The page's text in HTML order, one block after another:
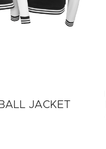
JACKET